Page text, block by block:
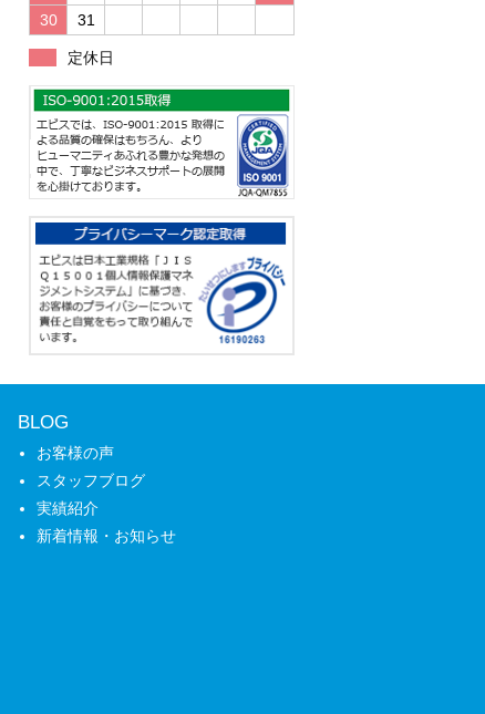
30
31
定休日
BLOG
お客様の声
スタッフブログ
実績紹介
新着情報・お知らせ